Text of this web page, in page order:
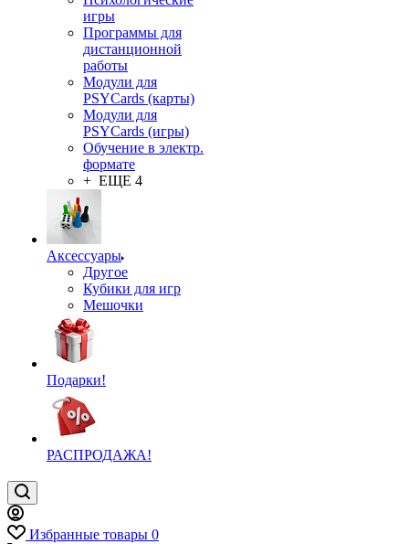
игры
Программы для
дистанционной
работы
Модули для
PSYCards (карты)
Модули для
PSYCards (игры)
Обучение в электр.
формате
+ ЕЩЕ 4
Аксессуары
Другое
Кубики для игр
Мешочки
Подарки!
РАСПРОДАЖА!
Избранные товары 0